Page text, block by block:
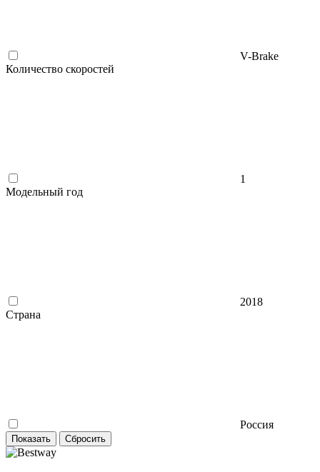
V-Brake
Количество скоростей
1
Модельный год
2018
Страна
Россия